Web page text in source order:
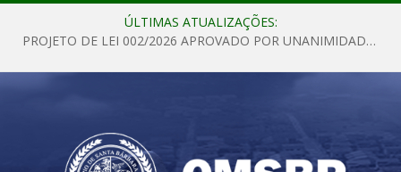
ÚLTIMAS ATUALIZAÇÕES:
PROJETO DE LEI 002/2026 APROVADO POR UNANIMIDADE EM SESSÃO ORDINÁRIA NESTA QUINTA – FEIRA 28 DE MAIO DE 2026